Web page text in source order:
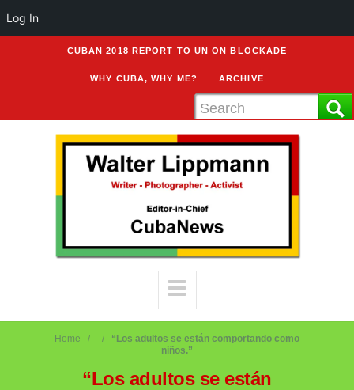
CUBAN 2018 REPORT TO UN ON BLOCKADE
WHY CUBA, WHY ME? ARCHIVE
Home
“Los adultos se están comportando como
niños.”
“Los adultos se están
Log In